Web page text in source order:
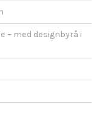
– med designbyrå i